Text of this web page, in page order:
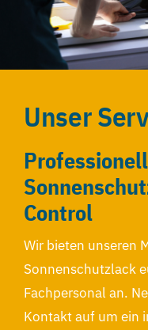
Unser
Control
Wir bieten unseren
Sonnenschutzlack
Fachpersonal an.
Kontakt auf um ein